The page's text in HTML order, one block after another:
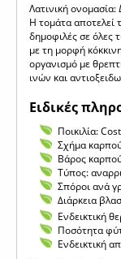
Λατινική ονομασία:
Η τομάτα αποτελεί
δημοφιλές σε όλες
με τη μορφή
οργανισμό με
ινών και
Ειδικές
Ποικιλία:
Σχήμα
Βάρος
Τύπος:
Σπόροι ανά
Διάρκεια
Ενδεικτική
Ποσότητα
Ενδεικτική